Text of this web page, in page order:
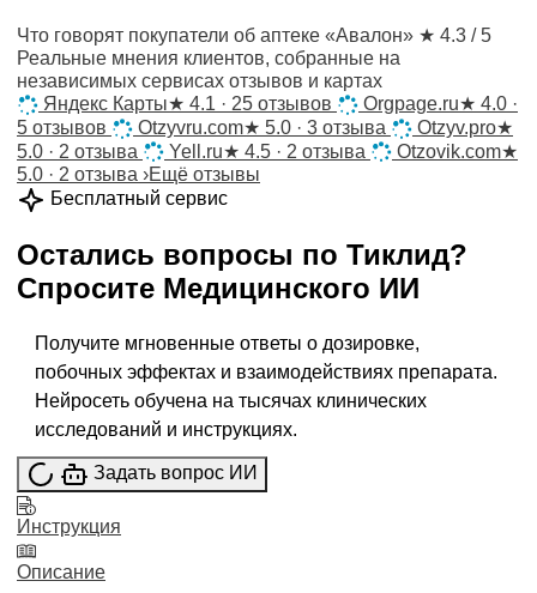
Что говорят покупатели об аптеке «Авалон» ★ 4.3 / 5
Реальные мнения клиентов, собранные на
независимых сервисах отзывов и картах
Яндекс Карты★ 4.1 · 25 отзывов Orgpage.ru★ 4.0 ·
5 отзывов
Otzyvru.com★ 5.0 · 3 отзыва Otzyv.pro★
5.0 · 2 отзыва
Yell.ru★ 4.5 · 2 отзыва Otzovik.com★
5.0 · 2 отзыва ›Ещё отзывы
Бесплатный сервис
Остались вопросы по Тиклид?
Спросите Медицинского ИИ
Получите мгновенные ответы о дозировке,
побочных эффектах и взаимодействиях препарата.
Нейросеть обучена на тысячах клинических
исследований и инструкциях.
Задать вопрос ИИ
Инструкция
Описание